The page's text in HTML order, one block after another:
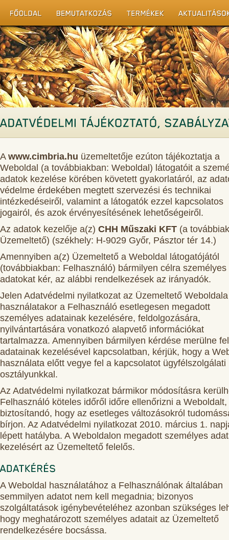
Awww.cimbria.hu üzemeltetője ezúton tájékoztatja a
Weboldal (a továbbiakban: Weboldal) látogatóit a
adatok kezelése körében követett gyakorlatáról, az
védelme érdekében megtett szervezési és technikai
intézkedéseiről, valamint a látogatók ezzel kapcsolatos
jogairól, és azok érvényesítésének lehetőségeiről.
Az adatok kezelője a(z) CHH Műszaki KFT (a
Üzemeltető) (székhely: H-9029 Győr, Pásztor tér 14.)
Amennyiben a(z) Üzemeltető a Weboldal látogatójától
(továbbiakban: Felhasználó) bármilyen célra személyes
adatokat kér, az alábbi rendelkezések az irányadók.
Jelen Adatvédelmi nyilatkozat az Üzemeltető Weboldala
használatakor a Felhasználó esetlegesen megadott
személyes adatainak kezelésére, feldolgozására,
nyilvántartására vonatkozó alapvető információkat
tartalmazza. Amennyiben bármilyen kérdése merülne fel
adatainak kezelésével kapcsolatban, kérjük, hogy a
használata előtt vegye fel a kapcsolatot ügyfélszolgálati
osztályunkkal.
Az Adatvédelmi nyilatkozat bármikor módosításra
Felhasználó köteles időről időre ellenőrizni a Weboldalt,
biztosítandó, hogy az esetleges változásokról
bírjon. Az Adatvédelmi nyilatkozat 2010. március 1.
lépett hatályba. A Weboldalon megadott személyes
kezelésért az Üzemeltető felelős.
A Weboldal használatához a Felhasználónak általában
semmilyen adatot nem kell megadnia; bizonyos
szolgáltatások igénybevételéhez azonban szükséges
hogy meghatározott személyes adatait az Üzemeltető
rendelkezésére bocsássa.